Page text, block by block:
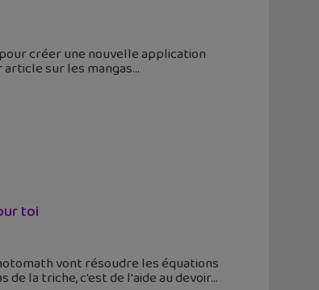
créer une nouvelle application
sur les mangas
toi
vont résoudre les équations
de la triche, c'est de l'aide au devoir